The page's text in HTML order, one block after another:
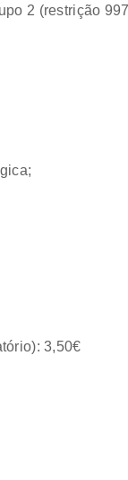
2 (restrição
3,50€